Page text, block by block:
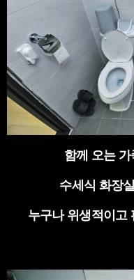
함께 오는
수세식 화장
누구나 위생적이고